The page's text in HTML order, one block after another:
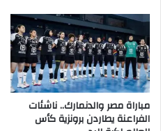
مباراة مصر والدنمارك.. ناشئات
الفراعنة يطاردن برونزية كأس